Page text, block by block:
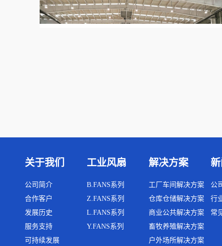
关于我们
公司简介
合作客户
发展历史
服务支持
可持续发展
工业风扇
B.FANS系列
Z.FANS系列
L.FANS系列
Y.FANS系列
解决方案
工厂车间解决方案
仓库仓储解决方案
商业公共解决方案
畜牧养殖解决方案
户外场所解决方案
公
行
常